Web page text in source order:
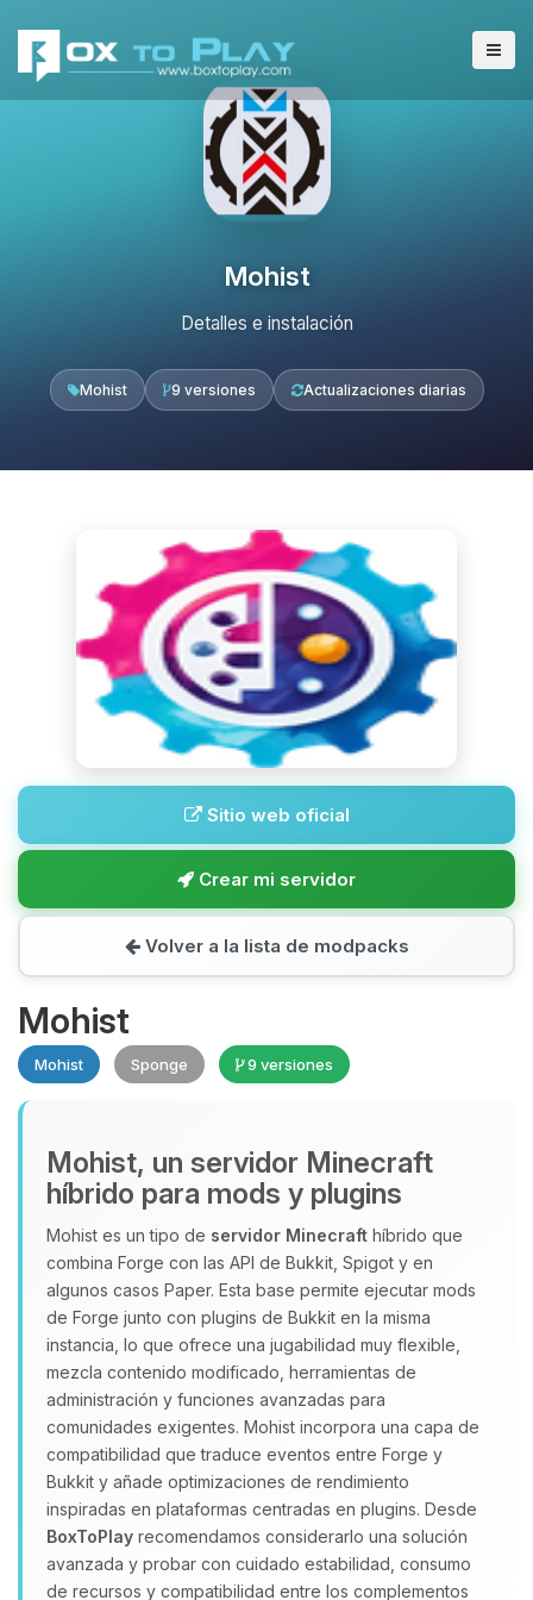
Mohist
Detalles e instalación
Mohist 9 versiones Actualizaciones diarias
Sitio web oficial
Crear mi servidor
Volver a la lista de modpacks
Mohist
Mohist Sponge 9 versiones
Mohist, un servidor Minecraft
híbrido para mods y plugins
Mohist es un tipo de servidor Minecraft híbrido que
combina Forge con las API de Bukkit, Spigot y en
algunos casos Paper. Esta base permite ejecutar mods
de Forge junto con plugins de Bukkit en la misma
instancia, lo que ofrece una jugabilidad muy flexible,
mezcla contenido modificado, herramientas de
administración y funciones avanzadas para
comunidades exigentes. Mohist incorpora una capa de
compatibilidad que traduce eventos entre Forge y
Bukkit y añade optimizaciones de rendimiento
inspiradas en plataformas centradas en plugins. Desde
BoxToPlay recomendamos considerarlo una solución
avanzada y probar con cuidado estabilidad, consumo
de recursos y compatibilidad entre los complementos
Yupi, por fin alguien con quien
hablar! Soy Choupy, tu pequeno
asistente de BoxToPlay. Cuentame
que necesitas y moveré mis
pequenos circuitos para ayudarte.
07/08/2026 14:56